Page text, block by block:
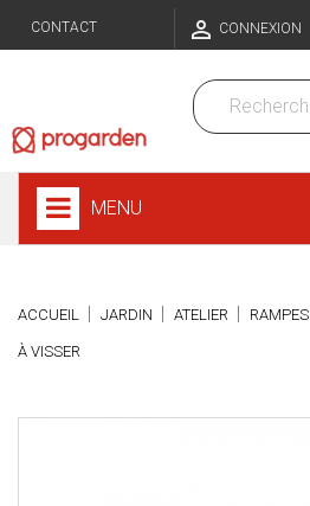
CONTACT  CONNEXION
MENU
ACCUEIL JARDIN ATELIER RAMPES
À VISSER